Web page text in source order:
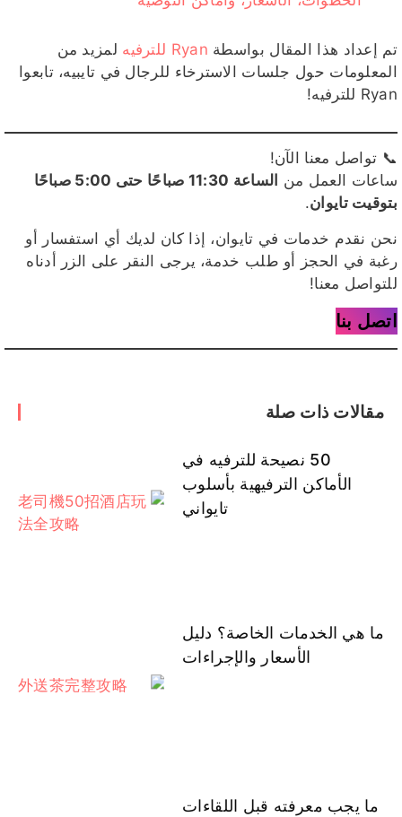
تم إعداد هذا المقال بواسطة
لمزيد من
المعلومات حول جلسات الاسترخاء للرجال في تايبيه، تابعوا
Ryan للترفيه!
📞 تواصل معنا الآن!
ساعات العمل من
الساعة 11:30 صباحًا حتى 5:00 صباحًا
بتوقيت تايوان.
نحن نقدم خدمات في تايوان، إذا كان لديك أي استفسار أو
رغبة في الحجز أو طلب خدمة، يرجى النقر على الزر أدناه
للتواصل معنا!
اتصل بنا
مقالات ذات صلة
50 نصيحة للترفيه في
الأماكن الترفيهية بأسلوب
تايواني
ما هي الخدمات الخاصة؟ دليل
الأسعار والإجراءات
ما يجب معرفته قبل اللقاءات